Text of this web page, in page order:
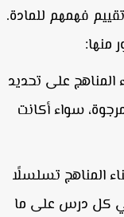
فهمهم للمادة.
على تحديد
سواء أكانت
تسلسلًا
كل درس على ما